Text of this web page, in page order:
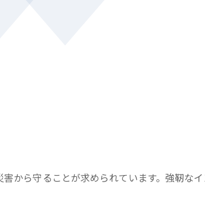
から守ることが求められています。強靭な